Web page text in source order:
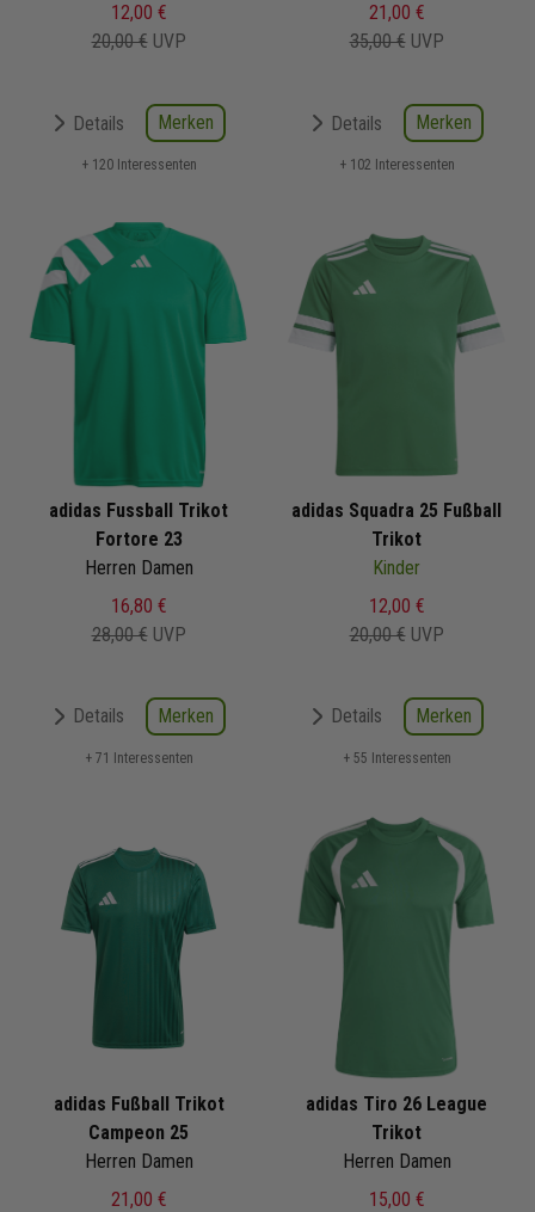
12,00 €
20,00 € UVP
Details Merken
+ 120 Interessenten
21,00 €
35,00 € UVP
Details Merken
+ 102 Interessenten
adidas Fussball Trikot
Fortore 23
Herren Damen
16,80 €
28,00 € UVP
Details Merken
+ 71 Interessenten
adidas Squadra 25 Fußball
Trikot
Kinder
12,00 €
20,00 € UVP
Details Merken
+ 55 Interessenten
adidas Fußball Trikot
Campeon 25
Herren Damen
21,00 €
adidas Tiro 26 League
Trikot
Herren Damen
15,00 €